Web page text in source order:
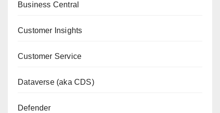
Business Central
Customer Insights
Customer Service
Dataverse (aka CDS)
Defender